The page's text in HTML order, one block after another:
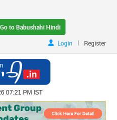
Go to Babushahi Hindi
Login
| Register
07:21 PM IST